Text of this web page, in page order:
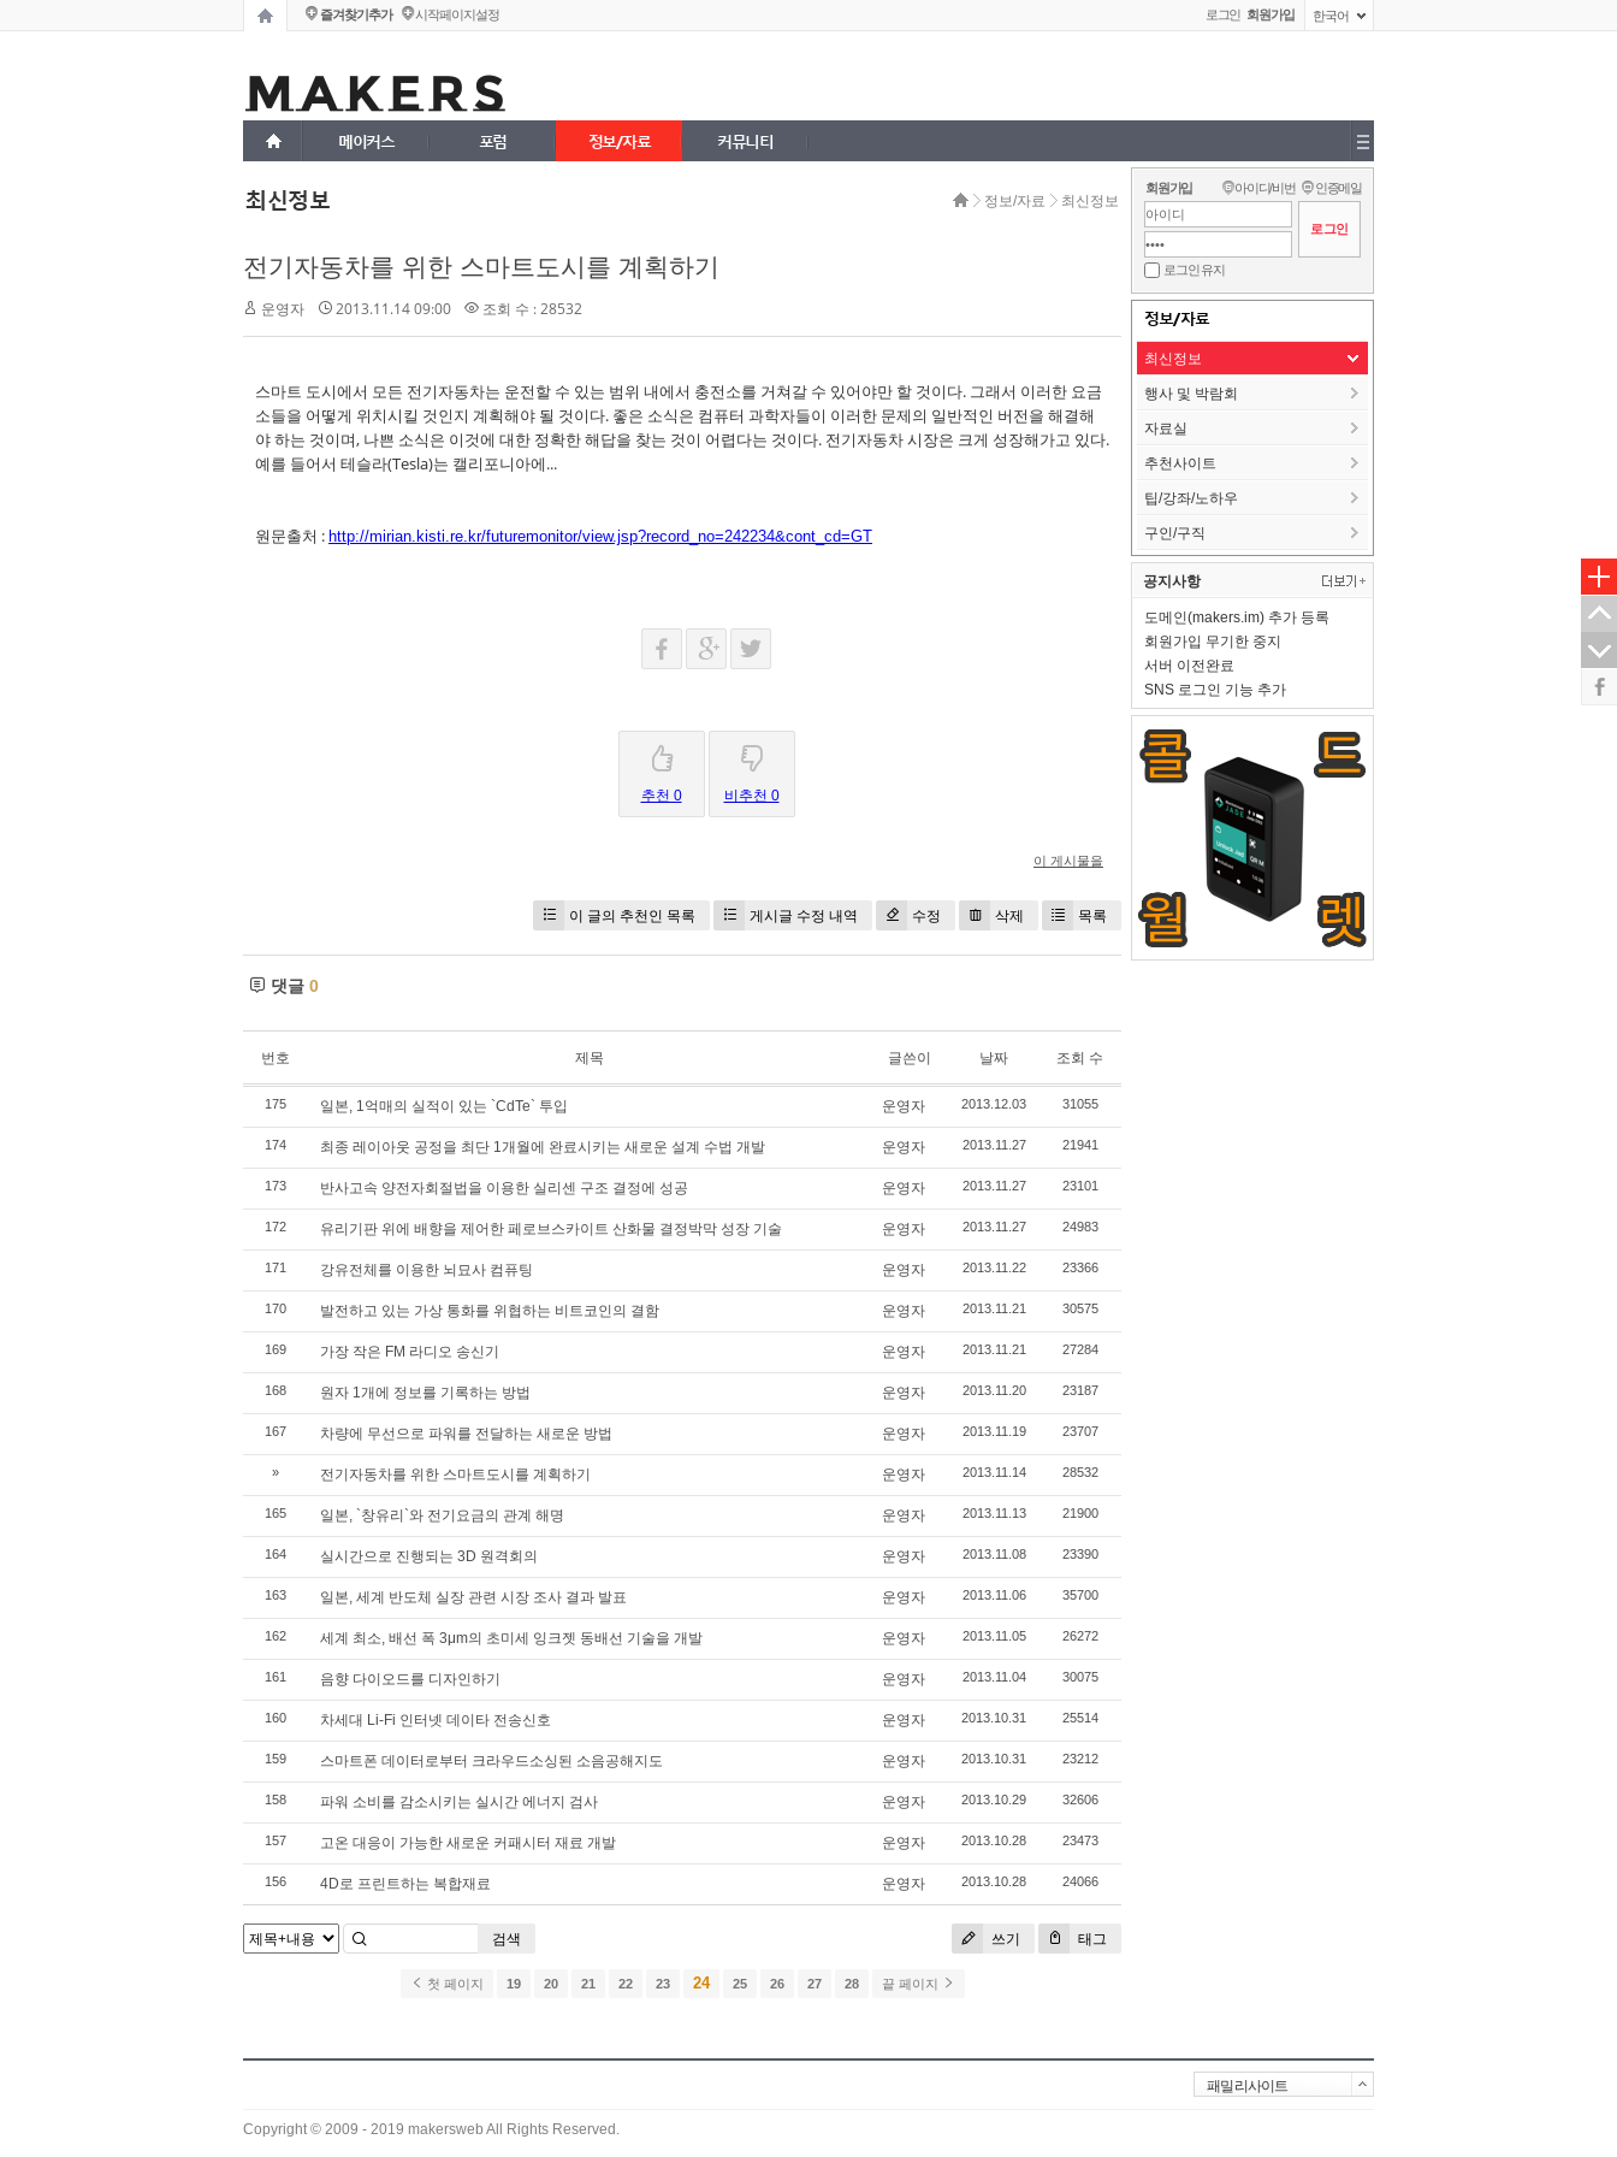
즐겨찾기추가 시작페이지설정 로그인 회원가입 한국어
메이커스 포럼 정보/자료 커뮤니티
최신정보 정보/자료 최신정보
전기자동차를 위한 스마트도시를 계획하기
운영자 2013.11.14 09:00 조회 수 : 28532
스마트 도시에서 모든 전기자동차는 운전할 수 있는 범위 내에서 충전소를 거쳐갈 수 있어야만 할 것이다. 그래서 이러한 요금
소들을 어떻게 위치시킬 것인지 계획해야 될 것이다. 좋은 소식은 컴퓨터 과학자들이 이러한 문제의 일반적인 버전을 해결해
야 하는 것이며, 나쁜 소식은 이것에 대한 정확한 해답을 찾는 것이 어렵다는 것이다. 전기자동차 시장은 크게 성장해가고 있다.
예를 들어서 테슬라(Tesla)는 캘리포니아에...
원문출처 : http://mirian.kisti.re.kr/futuremonitor/view.jsp?record_no=242234&cont_cd=GT
추천 0 비추천 0
이 게시물을
이 글의 추천인 목록 게시글 수정 내역 수정 삭제 목록
댓글 0
번호 제목 글쓴이 날짜 조회 수
175 일본, 1억매의 실적이 있는 `CdTe` 투입 운영자 2013.12.03 31055
174 최종 레이아웃 공정을 최단 1개월에 완료시키는 새로운 설계 수법 개발 운영자 2013.11.27 21941
173 반사고속 양전자회절법을 이용한 실리센 구조 결정에 성공 운영자 2013.11.27 23101
172 유리기판 위에 배향을 제어한 페로브스카이트 산화물 결정박막 성장 기술 운영자 2013.11.27 24983
171 강유전체를 이용한 뇌묘사 컴퓨팅 운영자 2013.11.22 23366
170 발전하고 있는 가상 통화를 위협하는 비트코인의 결함 운영자 2013.11.21 30575
169 가장 작은 FM 라디오 송신기 운영자 2013.11.21 27284
168 원자 1개에 정보를 기록하는 방법 운영자 2013.11.20 23187
167 차량에 무선으로 파워를 전달하는 새로운 방법 운영자 2013.11.19 23707
» 전기자동차를 위한 스마트도시를 계획하기 운영자 2013.11.14 28532
165 일본, `창유리`와 전기요금의 관계 해명 운영자 2013.11.13 21900
164 실시간으로 진행되는 3D 원격회의 운영자 2013.11.08 23390
163 일본, 세계 반도체 실장 관련 시장 조사 결과 발표 운영자 2013.11.06 35700
162 세계 최소, 배선 폭 3μm의 초미세 잉크젯 동배선 기술을 개발 운영자 2013.11.05 26272
161 음향 다이오드를 디자인하기 운영자 2013.11.04 30075
160 차세대 Li-Fi 인터넷 데이타 전송신호 운영자 2013.10.31 25514
159 스마트폰 데이터로부터 크라우드소싱된 소음공해지도 운영자 2013.10.31 23212
158 파워 소비를 감소시키는 실시간 에너지 검사 운영자 2013.10.29 32606
157 고온 대응이 가능한 새로운 커패시터 재료 개발 운영자 2013.10.28 23473
156 4D로 프린트하는 복합재료 운영자 2013.10.28 24066
쓰기 태그
검색
첫 페이지 19 20 21 22 23 24 25 26 27 28 끝 페이지
회원가입 아이디/비번 인증메일
로그인 유지
정보/자료
최신정보
행사 및 박람회
자료실
추천사이트
팁/강좌/노하우
구인/구직
공지사항
도메인(makers.im) 추가 등록
회원가입 무기한 중지
서버 이전완료
SNS 로그인 기능 추가
패밀리사이트
Copyright © 2009 - 2019 makersweb All Rights Reserved.